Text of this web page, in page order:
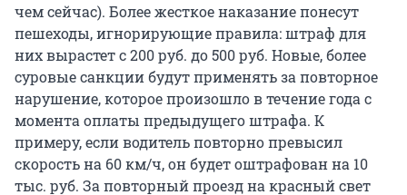
чем сейчас). Более жесткое наказание понесут
пешеходы, игнорирующие правила: штраф для
них вырастет с 200 руб. до 500 руб. Новые, более
суровые санкции будут применять за повторное
нарушение, которое произошло в течение года с
момента оплаты предыдущего штрафа. К
примеру, если водитель повторно превысил
скорость на 60 км/ч, он будет оштрафован на 10
тыс. руб. За повторный проезд на красный свет